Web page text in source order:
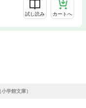
試し読み カートへ
学館文庫）